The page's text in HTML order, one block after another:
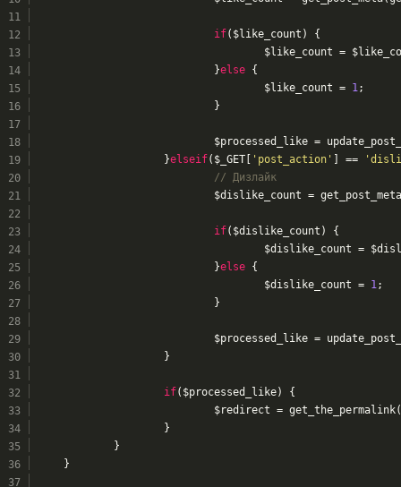
if($like_count) {
$like_count =
				}
else {
					$like_count =
1;
				}
$processed_like =
			}
elseif($_GET[ 'post_action' ] ==
// Дизлайк
$dislike_count =
if($dislike_count) {
$dislike_count =
				}
else {
					$dislike_count =
1;
				}
$processed_like =
			}
if($processed_like) {
$redirect =
			}
		}
	}